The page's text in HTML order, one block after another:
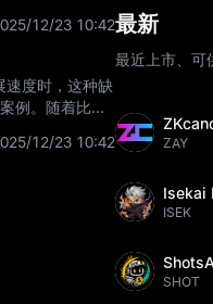
12/23 10:42
速度时，这种缺
例。随着比特
12/23 10:42
最新
最近上市、可
ZAY
Isekai
ISEK
SHOT